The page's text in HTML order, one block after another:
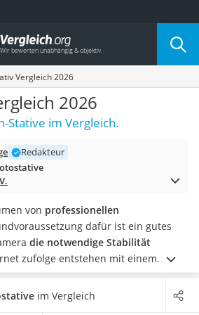
nach Kategorie
Vergleich 2026
2026
Stative im Vergleich.
Redakteur
von professionellen
dafür ist ein gutes
die notwendige Stabilität
zufolge entstehen mit einem
ohne Ruckler. Im Internet
erhältlich, die sich bei genauerer
im Vergleich